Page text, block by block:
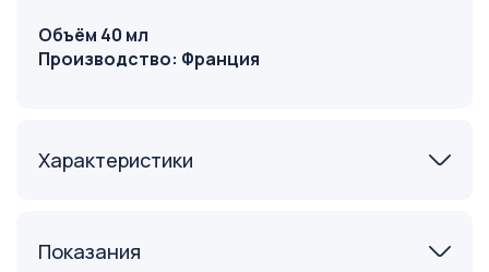
Объём 40 мл
Производство: Франция
Характеристики
Показания